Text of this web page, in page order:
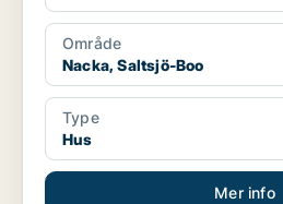
Område
Nacka, Saltsjö-Boo
Type
Hus
Mer info